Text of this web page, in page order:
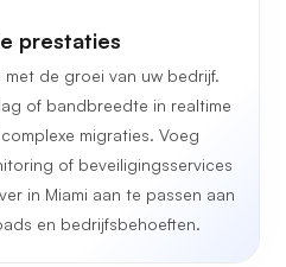
prestaties
de groei van uw bedrijf.
of bandbreedte in realtime
migraties. Voeg
of beveiligingsservices
in Miami aan te passen aan
en bedrijfsbehoeften.